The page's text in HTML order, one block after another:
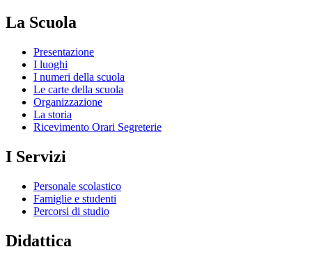
La Scuola
Presentazione
I luoghi
I numeri della scuola
Le carte della scuola
Organizzazione
La storia
Ricevimento Orari Segreterie
I Servizi
Personale scolastico
Famiglie e studenti
Percorsi di studio
Didattica